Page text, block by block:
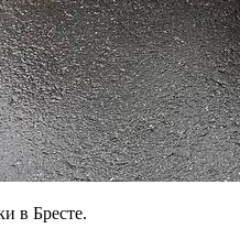
в Бресте.